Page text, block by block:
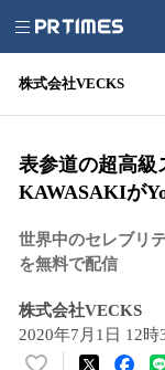
株式会社VECKS
表参道の超高級
KAWASAKIが
世界中のセレブリ
を無料で配信
株式会社VECKS
2020年7月1日 12時